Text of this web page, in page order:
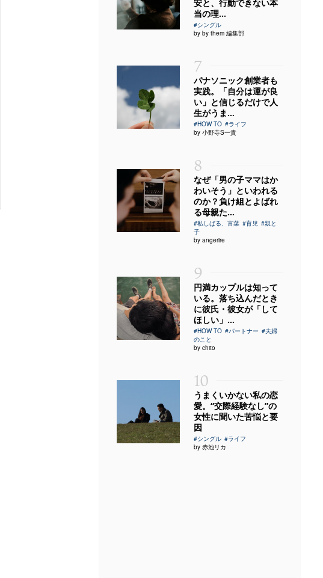
安と、行動できない本
当の理...
#シングル
by by them 編集部
7
パナソニック創業者も
実践。「自分は運が良
い」と信じるだけで人
生がうま...
#HOW TO #ライフ
by 小野寺S一貴
8
なぜ「男の子ママはか
わいそう」といわれる
のか？負け組とよばれ
る母親た...
#私しばる、言葉 #育児 #親と
子
by angerire
9
円満カップルは知って
いる。落ち込んだとき
に彼氏・彼女が「して
ほしい」...
#HOW TO #パートナー #夫婦
のこと
by chito
10
うまくいかない私の恋
愛。“交際経験なし”の
女性に聞いた苦悩と要
因
#シングル #ライフ
by 赤池リカ